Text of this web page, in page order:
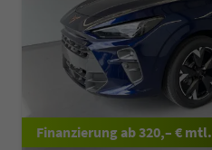
ab 320,– € mtl.